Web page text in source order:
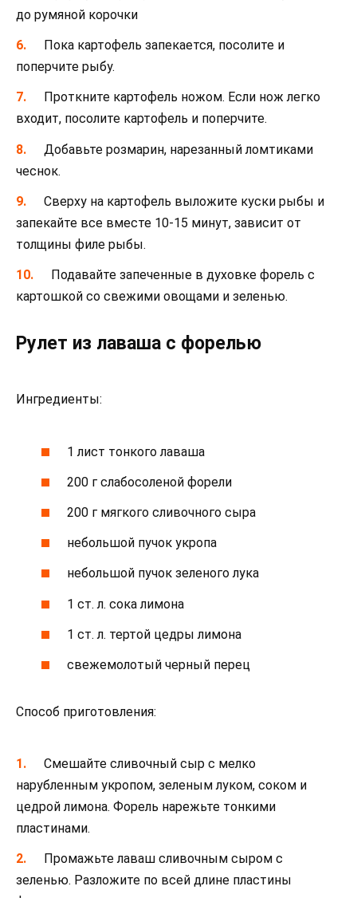
до румяной корочки
Пока картофель запекается, посолите и
поперчите рыбу.
Проткните картофель ножом. Если нож легко
входит, посолите картофель и поперчите.
Добавьте розмарин, нарезанный ломтиками
чеснок.
Сверху на картофель выложите куски рыбы и
запекайте все вместе 10-15 минут, зависит от
толщины филе рыбы.
Подавайте запеченные в духовке форель с
картошкой со свежими овощами и зеленью.
Рулет из лаваша с форелью
Ингредиенты:
1 лист тонкого лаваша
200 г слабосоленой форели
200 г мягкого сливочного сыра
небольшой пучок укропа
небольшой пучок зеленого лука
1 ст. л. сока лимона
1 ст. л. тертой цедры лимона
свежемолотый черный перец
Способ приготовления:
Смешайте сливочный сыр с мелко
нарубленным укропом, зеленым луком, соком и
цедрой лимона. Форель нарежьте тонкими
пластинами.
Промажьте лаваш сливочным сыром с
зеленью. Разложите по всей длине пластины